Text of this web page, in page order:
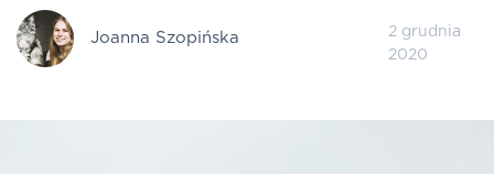
Joanna Szopińska
2 grudnia
2020